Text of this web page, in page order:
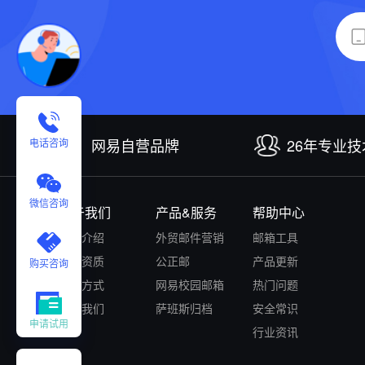
电话咨询
微信咨询
购买咨询
申请试用
网易自营品牌 26年专业
关于我们
公司介绍
认证资质
付款方式
联系我们
产品&服务
外贸邮件营销
公正邮
网易校园邮箱
萨班斯归档
帮助中心
邮箱工具
产品更新
热门问题
安全常识
行业资讯